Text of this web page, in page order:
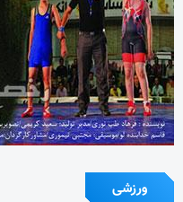
ورزشی